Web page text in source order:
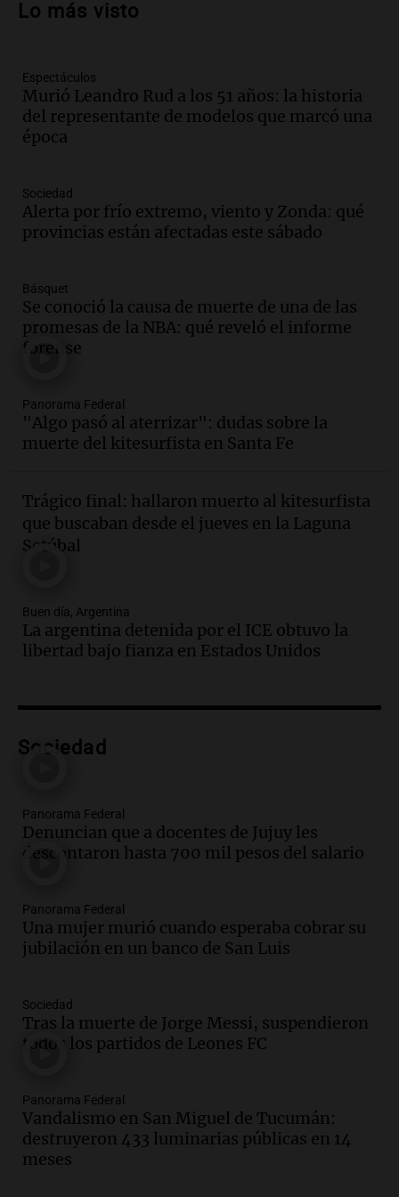
para poder seguir viviend
Audio.
Estiman que la inflación nacional
de julio será menor al 2,9% registrado
en CABA
Una mañana para todos
Audio.
protocolo contra ciberbullying y
grooming en escuelas de Salta
Audio. Desayuno ideal: nutrición
personalizada y diversidad para romper
el ayuno nocturno
Panorama Federal
Audio.Altas Cumbres: rescataron a una
cabra que llevaba ocho días atrapada en
un precipicio
Audio.Matías, un inmigrante temoroso
ante la detención y deportación en
Estados Unidos
Audio.Chile planteó mejorar la
conectividad fronteriza, aérea y digital
con Jujuy
qué crece el consumo de alimentos con
Episodios
Audio. Investigan un asalto millonario a
la cooperativa Talamochita en Villa
Episodios
Audio.La construcción en Argentina
cayó 4,1% en junio pero acumula un
Panorama Federal
Episodios
Audio.La inflación en Buenos Aires se
Panorama Federal
Episodios
Audio.
La justicia niega pedido de
Lo más visto
Espectáculos
Murió Leandro Rud a los 51 años: la historia
del representante de modelos que marcó una
época
Sociedad
Alerta por frío extremo, viento y Zonda: qué
provincias están afectadas este sábado
Básquet
Se conoció la causa de muerte de una de las
promesas de la NBA: qué reveló el informe
forense
Panorama Federal
"Algo pasó al aterrizar": dudas sobre la
muerte del kitesurfista en Santa Fe
Trágico final: hallaron muerto al kitesurfista
que buscaban desde el jueves en la Laguna
Setúbal
Buen día, Argentina
La argentina detenida por el ICE obtuvo la
libertad bajo fianza en Estados Unidos
Sociedad
Panorama Federal
Denuncian que a docentes de Jujuy les
descontaron hasta 700 mil pesos del salario
Panorama Federal
Una mujer murió cuando esperaba cobrar su
jubilación en un banco de San Luis
Sociedad
Tras la muerte de Jorge Messi, suspendieron
todos los partidos de Leones FC
Panorama Federal
Vandalismo en San Miguel de Tucumán:
destruyeron 433 luminarias públicas en 14
meses